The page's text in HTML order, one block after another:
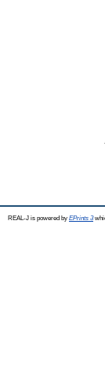
REAL-J is powered by EPrints 3